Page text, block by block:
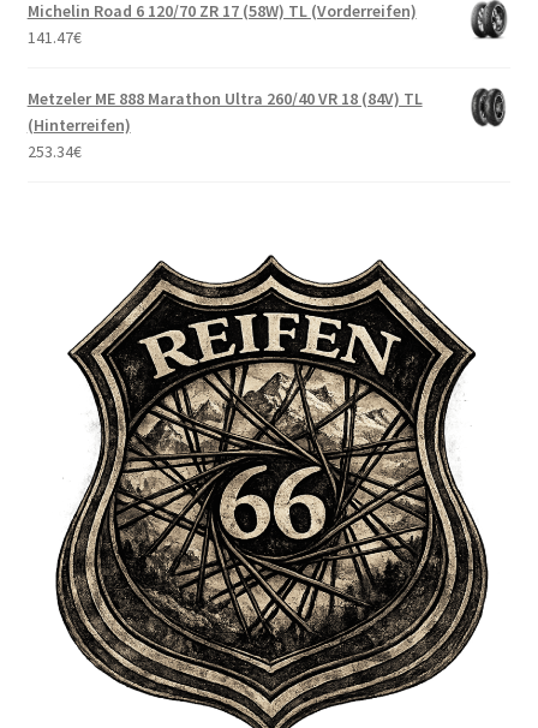
Michelin Road 6 120/70 ZR 17 (58W) TL (Vorderreifen)
141.47€
Metzeler ME 888 Marathon Ultra 260/40 VR 18 (84V) TL
(Hinterreifen)
253.34€